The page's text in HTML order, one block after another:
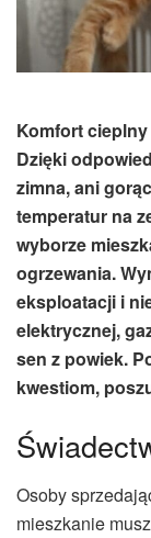
Komfort
Dzięki
zimna, ani
temperatur na
wyborze
ogrzewania.
eksploatacji i
elektrycznej,
sen z powiek.
kwestiom,
Osoby
mieszkanie